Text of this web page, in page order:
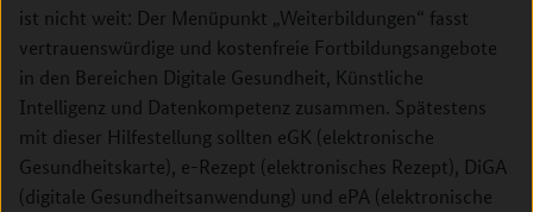
ist nicht weit: Der Menüpunkt „Weiterbildungen“ fasst
vertrauenswürdige und kostenfreie Fortbildungsangebote
in den Bereichen Digitale Gesundheit, Künstliche
Intelligenz und Datenkompetenz zusammen. Spätestens
mit dieser Hilfestellung sollten eGK (elektronische
Gesundheitskarte), e-Rezept (elektronisches Rezept), DiGA
(digitale Gesundheitsanwendung) und ePA (elektronische